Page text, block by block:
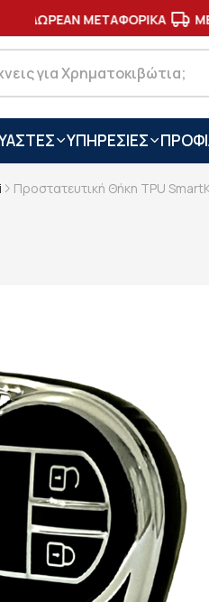
ΔΩΡΕΑΝ ΜΕΤΑΦΟΡΙΚΑ ΜΕ
ΥΠΗΡΕΣΙΕΣ
Προστατευτική Θήκη TPU